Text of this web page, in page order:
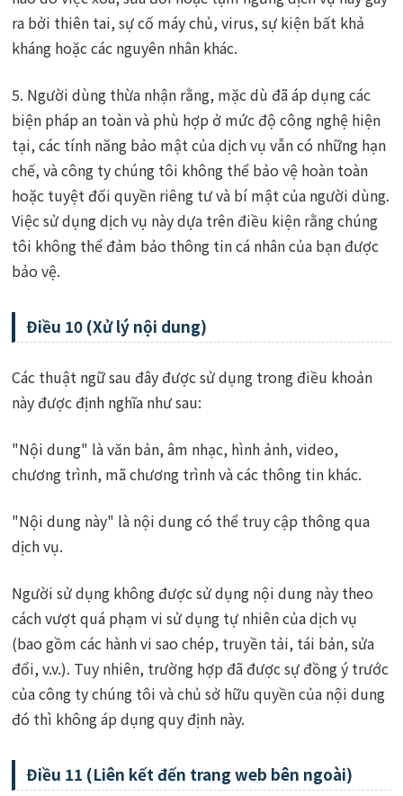
ra bởi thiên tai, sự cố máy chủ, virus, sự kiện bất khả
kháng hoặc các nguyên nhân khác.
5. Người dùng thừa nhận rằng, mặc dù đã áp dụng các
biện pháp an toàn và phù hợp ở mức độ công nghệ hiện
tại, các tính năng bảo mật của dịch vụ vẫn có những hạn
chế, và công ty chúng tôi không thể bảo vệ hoàn toàn
hoặc tuyệt đối quyền riêng tư và bí mật của người dùng.
Việc sử dụng dịch vụ này dựa trên điều kiện rằng chúng
tôi không thể đảm bảo thông tin cá nhân của bạn được
bảo vệ.
Điều 10 (Xử lý nội dung)
Các thuật ngữ sau đây được sử dụng trong điều khoản
này được định nghĩa như sau:
"Nội dung" là văn bản, âm nhạc, hình ảnh, video,
chương trình, mã chương trình và các thông tin khác.
"Nội dung này" là nội dung có thể truy cập thông qua
dịch vụ.
Người sử dụng không được sử dụng nội dung này theo
cách vượt quá phạm vi sử dụng tự nhiên của dịch vụ
(bao gồm các hành vi sao chép, truyền tải, tái bản, sửa
đổi, v.v.). Tuy nhiên, trường hợp đã được sự đồng ý trước
của công ty chúng tôi và chủ sở hữu quyền của nội dung
đó thì không áp dụng quy định này.
Điều 11 (Liên kết đến trang web bên ngoài)